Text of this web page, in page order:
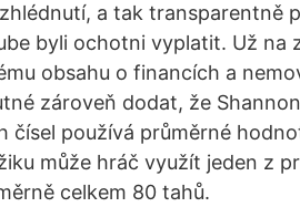
a tak transparentně
byli ochotni vyplatit. Už
obsahu o financích a
zároveň dodat, že
čísel používá průměrné
může hráč využít jeden z
celkem 80 tahů.